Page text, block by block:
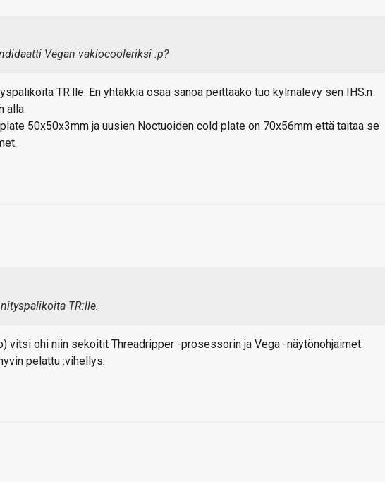
Vegan vakiocooleriksi :p?
TR:lle. En yhtäkkiä osaa sanoa peittääkö tuo kylmälevy sen IHS:n
alla.
50x50x3mm ja uusien Noctuoiden cold plate on 70x56mm että taitaa se
TR:lle.
vitsi ohi niin sekoitit Threadripper -prosessorin ja Vega -näytönohjaimet
pelattu :vihellys: